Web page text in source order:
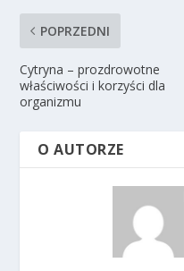
POPRZEDNI
Cytryna – prozdrowotne
właściwości i korzyści dla
organizmu
O AUTORZE